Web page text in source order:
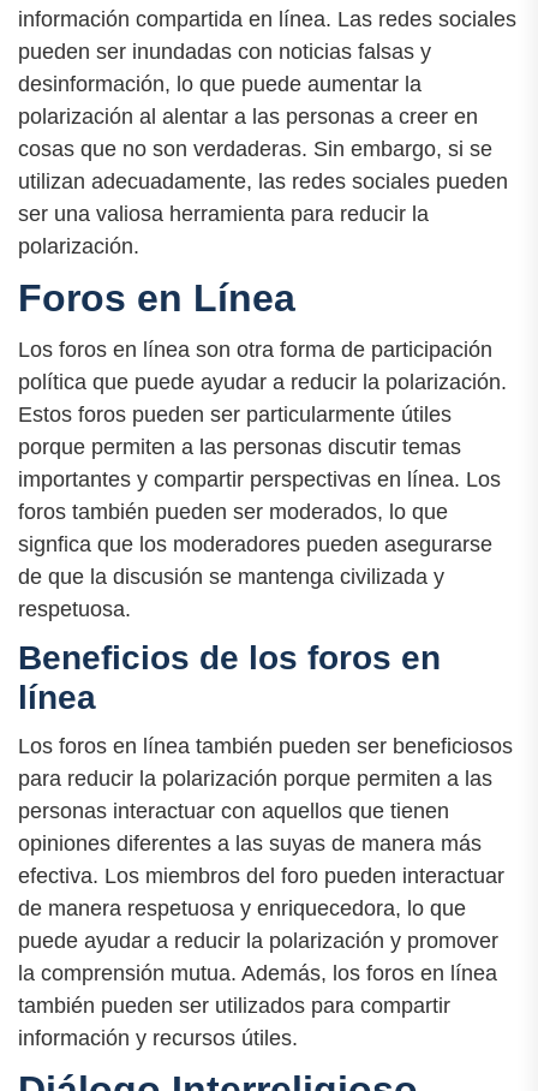
información compartida en línea. Las redes sociales
pueden ser inundadas con noticias falsas y
desinformación, lo que puede aumentar la
polarización al alentar a las personas a creer en
cosas que no son verdaderas. Sin embargo, si se
utilizan adecuadamente, las redes sociales pueden
ser una valiosa herramienta para reducir la
polarización.
Foros en Línea
Los foros en línea son otra forma de participación
política que puede ayudar a reducir la polarización.
Estos foros pueden ser particularmente útiles
porque permiten a las personas discutir temas
importantes y compartir perspectivas en línea. Los
foros también pueden ser moderados, lo que
signfica que los moderadores pueden asegurarse
de que la discusión se mantenga civilizada y
respetuosa.
Beneficios de los foros en
línea
Los foros en línea también pueden ser beneficiosos
para reducir la polarización porque permiten a las
personas interactuar con aquellos que tienen
opiniones diferentes a las suyas de manera más
efectiva. Los miembros del foro pueden interactuar
de manera respetuosa y enriquecedora, lo que
puede ayudar a reducir la polarización y promover
la comprensión mutua. Además, los foros en línea
también pueden ser utilizados para compartir
información y recursos útiles.